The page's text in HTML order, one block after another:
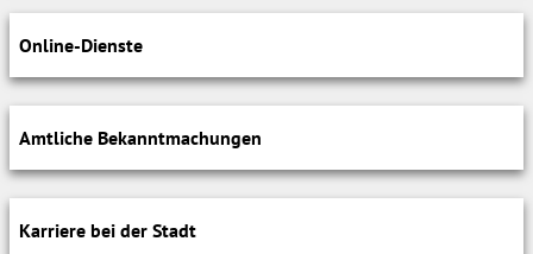
Online-Dienste
Amtliche Bekanntmachungen
Karriere bei der Stadt